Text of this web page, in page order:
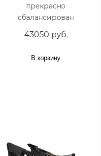
прекрасно
сбалансирован
43050 руб.
В корзину